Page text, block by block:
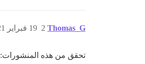
Thomas_G 19 فبراير 2021، 12:19م 2
تحقق من هذه المنشورات: